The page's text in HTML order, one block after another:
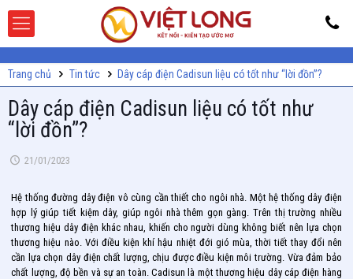
Trang chủ Tin tức Dây cáp điện Cadisun liệu có tốt như “lời đồn”?
Dây cáp điện Cadisun liệu có tốt như
“lời đồn”?
21/01/2023
Hệ thống đường dây điện vô cùng cần thiết cho ngôi nhà. Một hệ thống dây điện
hợp lý giúp tiết kiệm dây, giúp ngôi nhà thêm gọn gàng. Trên thị trường nhiều
thương hiệu dây điện khác nhau, khiến cho người dùng không biết nên lựa chọn
thương hiệu nào. Với điều kiện khí hậu nhiệt đới gió mùa, thời tiết thay đổi nên
cần lựa chọn dây điện chất lượng, chịu được điều kiện môi trường. Vừa đảm bảo
chất lượng, độ bền và sự an toàn. Cadisun là một thương hiệu dây cáp điện hàng